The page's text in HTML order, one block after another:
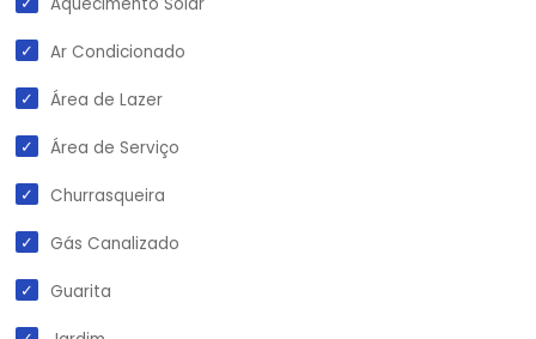
Ar Condicionado
Área de Lazer
Área de Serviço
Churrasqueira
Gás Canalizado
Guarita